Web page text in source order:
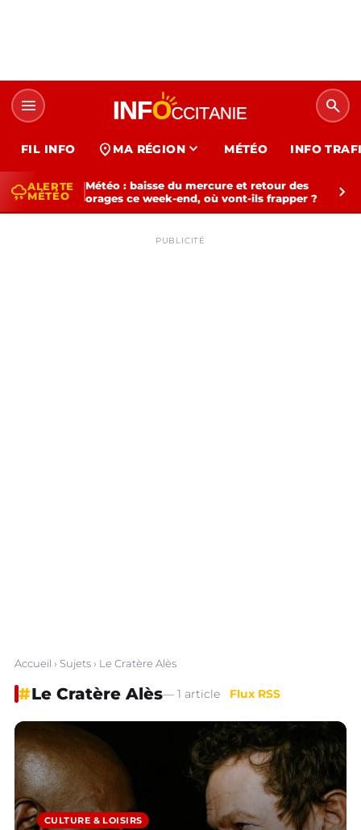
menu search
FIL INFO location_on MA RÉGION expand_more MÉTÉO INFO
thunderstormALERTE
MÉTÉO
Météo : baisse du mercure et retour des
orages ce week-end, où vont-ils frapper ?
chevron_right
PUBLICITÉ
Accueil › Sujets› Le Cratère Alès
#Le Cratère Alès— 1 article Flux RSS
CULTURE & LOISIRS